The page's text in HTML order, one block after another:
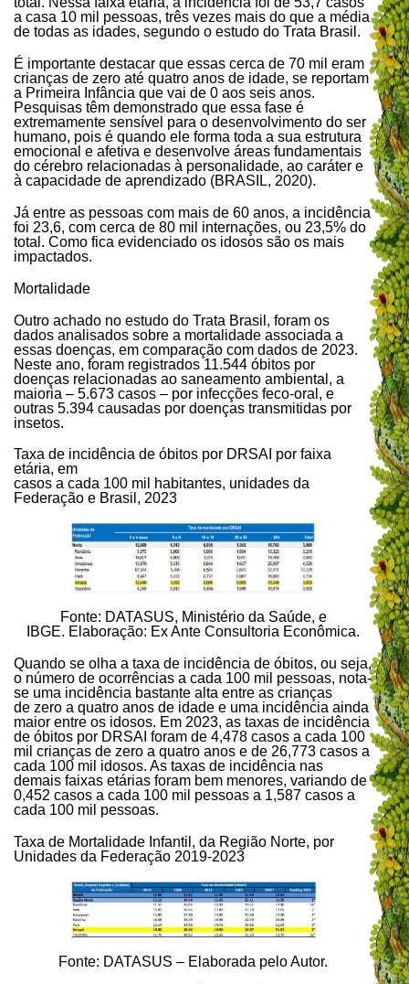
a casa 10 mil pessoas, três vezes mais do que a média
de todas as idades, segundo o estudo do Trata Brasil.
É importante destacar que essas cerca de 70 mil eram
crianças de zero até quatro anos de idade, se reportam
a Primeira Infância que vai de 0 aos seis anos.
Pesquisas têm demonstrado que essa fase é
extremamente sensível para o desenvolvimento do ser
humano, pois é quando ele forma toda a sua estrutura
emocional e afetiva e desenvolve áreas fundamentais
do cérebro relacionadas à personalidade, ao caráter e
à capacidade de aprendizado (BRASIL, 2020).
Já entre as pessoas com mais de 60 anos, a incidência
foi 23,6, com cerca de 80 mil internações, ou 23,5% do
total. Como fica evidenciado os idosos são os mais
impactados.
Mortalidade
Outro achado no estudo do Trata Brasil, foram os
dados analisados sobre a mortalidade associada a
essas doenças, em comparação com dados de 2023.
Neste ano, foram registrados 11.544 óbitos por
doenças relacionadas ao saneamento ambiental, a
maioria – 5.673 casos – por infecções feco-oral, e
outras 5.394 causadas por doenças transmitidas por
insetos.
Taxa de incidência de óbitos por DRSAI por faixa
etária, em
casos a cada 100 mil habitantes, unidades da
Federação e Brasil, 2023
Fonte: DATASUS, Ministério da Saúde, e
IBGE. Elaboração: Ex Ante Consultoria Econômica.
Quando se olha a taxa de incidência de óbitos, ou seja,
o número de ocorrências a cada 100 mil pessoas, nota-
se uma incidência bastante alta entre as crianças
de zero a quatro anos de idade e uma incidência ainda
maior entre os idosos. Em 2023, as taxas de incidência
de óbitos por DRSAI foram de 4,478 casos a cada 100
mil crianças de zero a quatro anos e de 26,773 casos a
cada 100 mil idosos. As taxas de incidência nas
demais faixas etárias foram bem menores, variando de
0,452 casos a cada 100 mil pessoas a 1,587 casos a
cada 100 mil pessoas.
Taxa de Mortalidade Infantil, da Região Norte, por
Unidades da Federação 2019-2023
Fonte: DATASUS – Elaborada pelo Autor.